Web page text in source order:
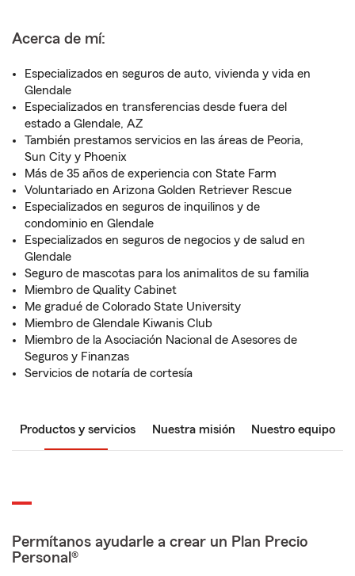
Acerca de mí:
Especializados en seguros de auto, vivienda y vida en
Glendale
Especializados en transferencias desde fuera del
estado a Glendale, AZ
También prestamos servicios en las áreas de Peoria,
Sun City y Phoenix
Más de 35 años de experiencia con State Farm
Voluntariado en Arizona Golden Retriever Rescue
Especializados en seguros de inquilinos y de
condominio en Glendale
Especializados en seguros de negocios y de salud en
Glendale
Seguro de mascotas para los animalitos de su familia
Miembro de Quality Cabinet
Me gradué de Colorado State University
Miembro de Glendale Kiwanis Club
Miembro de la Asociación Nacional de Asesores de
Seguros y Finanzas
Servicios de notaría de cortesía
Productos y servicios Nuestra misión Nuestro equipo
Permítanos ayudarle a crear un Plan Precio
Personal®